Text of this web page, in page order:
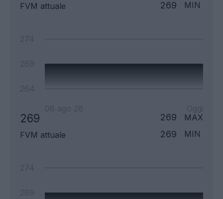
FVM attuale 269 MIN
269
FVM attuale
269 MAX
269 MIN